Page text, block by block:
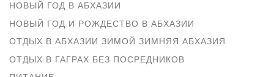
НОВЫЙ ГОД В АБХАЗИИ
НОВЫЙ ГОД И РОЖДЕСТВО В АБХАЗИИ
ОТДЫХ В АБХАЗИИ ЗИМОЙ ЗИМНЯЯ АБХАЗИЯ
ОТДЫХ В ГАГРАХ БЕЗ ПОСРЕДНИКОВ